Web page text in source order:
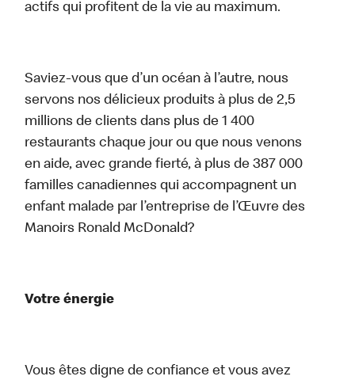
actifs qui profitent de la vie au maximum.
Saviez-vous que d’un océan à l’autre, nous
servons nos délicieux produits à plus de 2,5
millions de clients dans plus de 1 400
restaurants chaque jour ou que nous venons
en aide, avec grande fierté, à plus de 387 000
familles canadiennes qui accompagnent un
enfant malade par l’entreprise de l’Œuvre des
Manoirs Ronald McDonald?
Votre énergie
Vous êtes digne de confiance et vous avez